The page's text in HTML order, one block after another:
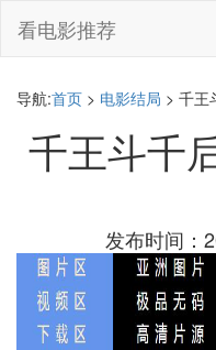
看电影推荐
导航:首页 > 电影结局 > 千王
千王斗千
发布时间：